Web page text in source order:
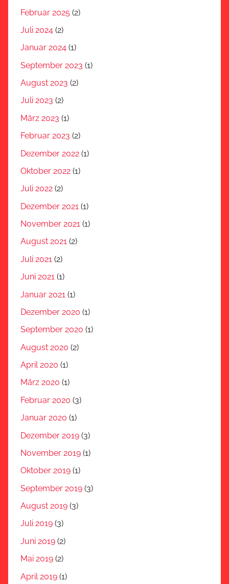
Februar 2025 (2)
Juli 2024 (2)
Januar 2024 (1)
September 2023 (1)
August 2023 (2)
Juli 2023 (2)
März 2023 (1)
Februar 2023 (2)
Dezember 2022 (1)
Oktober 2022 (1)
Juli 2022 (2)
Dezember 2021 (1)
November 2021 (1)
August 2021 (2)
Juli 2021 (2)
Juni 2021 (1)
Januar 2021 (1)
Dezember 2020 (1)
September 2020 (1)
August 2020 (2)
April 2020 (1)
März 2020 (1)
Februar 2020 (3)
Januar 2020 (1)
Dezember 2019 (3)
November 2019 (1)
Oktober 2019 (1)
September 2019 (3)
August 2019 (3)
Juli 2019 (3)
Juni 2019 (2)
Mai 2019 (2)
April 2019 (1)